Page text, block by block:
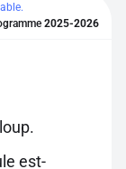
2025-2026
est-